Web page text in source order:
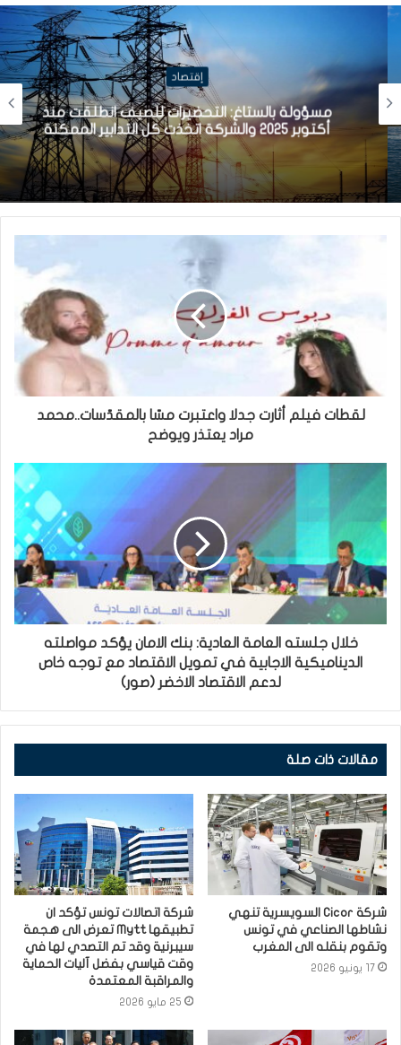
إقتصاد
مسؤولة بالستاغ: التحضيرات للصيف انطلقت منذ
أكتوبر 2025 والشركة اتخذت كل التدابير الممكنة
لقطات فيلم أثارت جدلا واعتبرت مسّا بالمقدّسات..محمد
مراد يعتذر ويوضح
خلال جلسته العامة العادية: بنك الامان يؤكد مواصلته
الديناميكية الاجابية في تمويل الاقتصاد مع توجه خاص
لدعم الاقتصاد الاخضر (صور)
مقالات ذات صلة
شركة Cicor السويسرية تنهي
نشاطها الصناعي في تونس
وتقوم بنقله الى المغرب
17 يونيو 2026
شركة اتصالات تونس تؤكد ان
تطبيقها Mytt تعرض الى هجمة
سيبرنية وقد تم التصدي لها في
وقت قياسي بفضل آليات الحماية
والمراقبة المعتمدة
25 مايو 2026